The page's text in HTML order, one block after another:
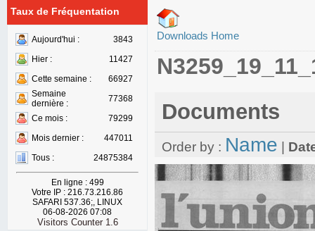
Taux de Fréquentation
Aujourd'hui :
3843
Hier :
11427
Cette semaine :
66927
Semaine
dernière :
77368
Ce mois :
79299
Mois dernier :
447011
Tous :
24875384
En ligne : 499
Votre IP : 216.73.216.86
SAFARI 537.36;, LINUX
06-08-2026 07:08
Visitors Counter 1.6
Downloads Home
Documents
Order by : Name